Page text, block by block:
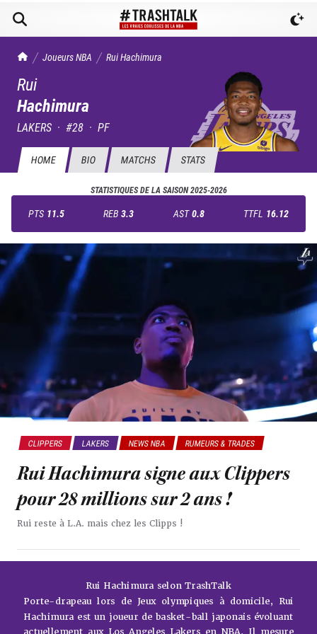
TrashTalk Actu NBA
Joueurs NBA RuiHachimura
Rui
Hachimura
LAKERS · #28 · PF
HOME BIO MATCHS STATS
STATISTIQUES DE LA SAISON2025-2026
PTS 11.5 REB 3.3 AST 0.8 TTFL 16.12
CLIPPERS LAKERS NEWS NBA RUMEURS & TRADES
Rui Hachimura signe aux Clippers
pour 28 millions sur 2 ans !
Rui reste à L.A. mais chez les Clipps !
Rui Hachimura selon TrashTalk
Porte-drapeau lors de Jeux olympiques à domicile, Rui
Hachimura est un joueur de basket-ball japonais évoluant
actuellement aux Los Angeles Lakers en NBA. Il mesure